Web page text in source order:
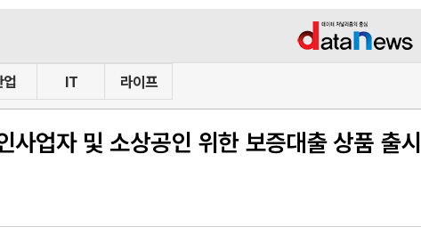
업 IT 라이프
사업자 및 소상공인 위한 보증대출 상품 출시